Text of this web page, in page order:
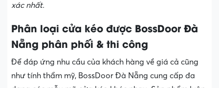
xác nhất.
Phân loại cửa kéo được BossDoor Đà
Nẵng phân phối & thi công
Để đáp ứng nhu cầu của khách hàng về giá cả cũng
như tính thẩm mỹ, BossDoor Đà Nẵng cung cấp đa